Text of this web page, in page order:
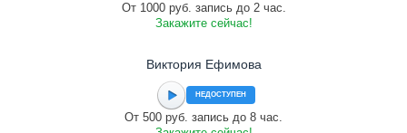
От 1000 руб. запись до 2 час.
Закажите сейчас!
Виктория Ефимова
НЕДОСТУПЕН
От 500 руб. запись до 8 час.